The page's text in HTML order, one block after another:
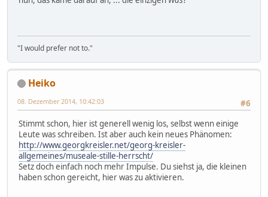
"I would prefer not to."
Heiko
#6
08. Dezember 2014, 10:42:03
Stimmt schon, hier ist generell wenig los, selbst wenn einige
Leute was schreiben. Ist aber auch kein neues Phänomen:
http://www.georgkreisler.net/georg-kreisler-
allgemeines/museale-stille-herrscht/
Setz doch einfach noch mehr Impulse. Du siehst ja, die kleinen
haben schon gereicht, hier was zu aktivieren.